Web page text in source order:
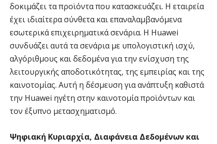
δοκιμάζει τα προϊόντα που κατασκευάζει. Η εταιρεία
έχει ιδιαίτερα σύνθετα και επαναλαμβανόμενα
εσωτερικά επιχειρηματικά σενάρια. Η Huawei
συνδυάζει αυτά τα σενάρια με υπολογιστική ισχύ,
αλγόριθμους και δεδομένα για την ενίσχυση της
λειτουργικής αποδοτικότητας, της εμπειρίας και της
καινοτομίας. Αυτή η δέσμευση για ανάπτυξη καθιστά
την Huawei ηγέτη στην καινοτομία προϊόντων και
τον έξυπνο μετασχηματισμό.
Ψηφιακή Κυριαρχία, Διαφάνεια Δεδομένων και